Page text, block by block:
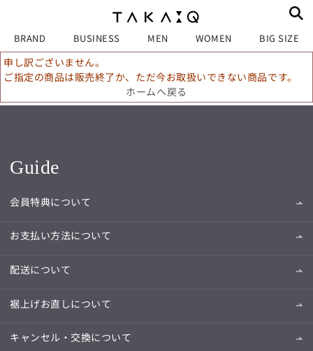
BRAND BUSINESS MEN WOMEN BIG SIZE
申し訳ございません。
ご指定の商品は販売終了か、ただ今お取扱いできない商品です。
ホームへ戻る
Guide
会員特典について
お支払い方法について
配送について
裾上げお直しについて
キャンセル・交換について